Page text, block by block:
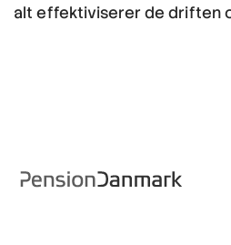
alt effektiviserer de driften